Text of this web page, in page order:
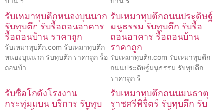
รับเหมาทุบตึกหนองบุนนาก
รับทุบตึก รับรื้อถอนอาคาร
รื้อถอนบ้าน ราคาถูก
รับเหมาทุบตึก.com รับเหมาทุบตึก
หนองบุนนาก รับทุบตึก ราคาถูก รื้อ
ถอนบ้า
รับเหมาทุบตึกถนนประดิษฐ์
มนูธรรม รับทุบตึก รับรื้อ
ถอนอาคาร รื้อถอนบ้าน
ราคาถูก
รับเหมาทุบตึก.com รับเหมาทุบตึก
ถนนประดิษฐ์มนูธรรม รับทุบตึก
ราคาถูก รื
รับซื้อโกดังโรงงาน
กระทุ่มแบน บริการ รับทุบ
รับเหมาทุบตึกถนนมนธาตุ
ราชศรีพิจิตร์ รับทุบตึก รับ